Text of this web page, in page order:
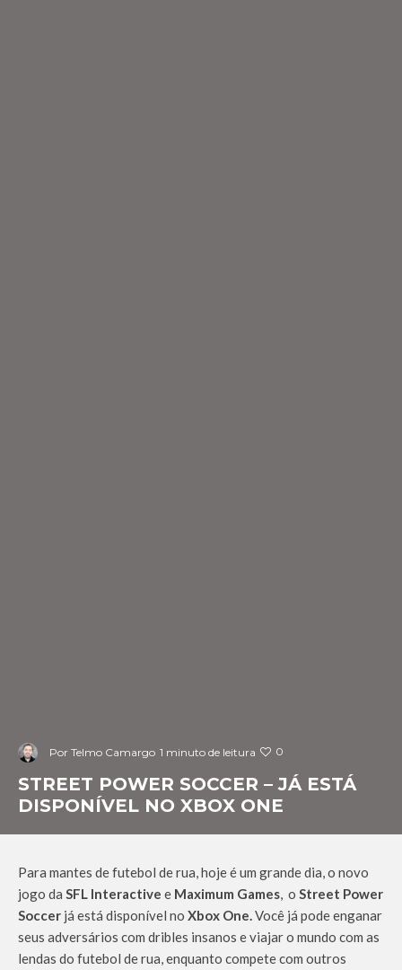
Por Telmo Camargo 1 minuto de leitura 0
STREET POWER SOCCER – JÁ ESTÁ
DISPONÍVEL NO XBOX ONE
Para mantes de futebol de rua, hoje é um grande dia, o novo
jogo da SFL Interactive e Maximum Games, o Street Power
Soccer já está disponível no Xbox One.Você já pode enganar
seus adversários com dribles insanos e viajar o mundo com as
lendas do futebol de rua, enquanto compete com outros